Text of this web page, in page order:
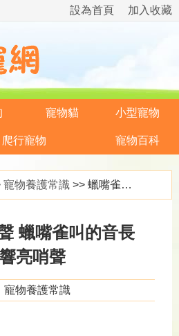
加入收藏
設為首頁
寵物貓 小型寵物
爬行寵物 寵物百科
寵物養護常識 >> 蠟嘴雀的叫聲 蠟嘴雀叫的音長似響亮哨聲
蠟嘴雀叫的音長
亮哨聲
寵物養護常識